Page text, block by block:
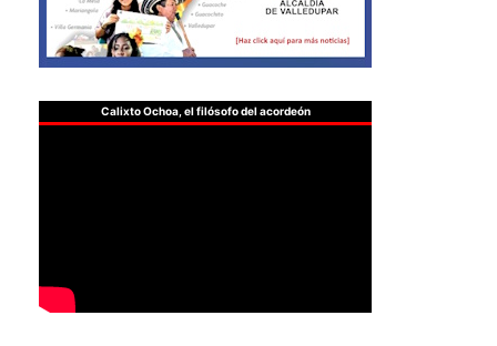
Calixto Ochoa, el filósofo del acordeón